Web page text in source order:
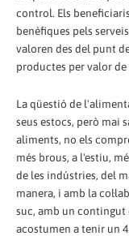
control. Els
benèfiques pels
valoren des del punt
productes per valor
La qüestió de
seus estocs, però mai
aliments, no els
més brous, a l'estiu,
de les indústries, del
manera, i amb la
suc, amb un contingut
acostumen a tenir un